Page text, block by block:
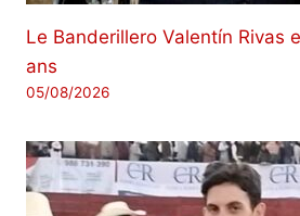
Le Banderillero Valentín Rivas
ans
05/08/2026